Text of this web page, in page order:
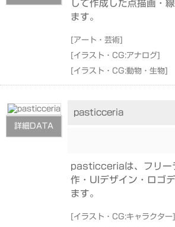
して作成した点描画・
ます。
[アート・芸術]
[イラスト・CG:アナログ]
[イラスト・CG:動物・生物]
詳細DATA
pasticceria
pasticceriaは、フリー
作・UIデザイン・ロゴ
ます。
[イラスト・CG:キャラクター]